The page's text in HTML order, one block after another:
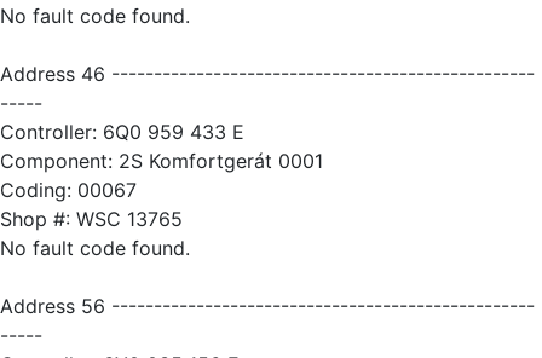
No fault code found.
Address 46 --------------------------------------------------
-----
Controller: 6Q0 959 433 E
Component: 2S Komfortgerát 0001
Coding: 00067
Shop #: WSC 13765
No fault code found.
Address 56 --------------------------------------------------
-----